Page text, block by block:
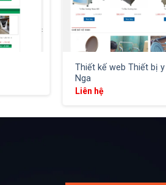
Thiết kế web Thiết bị
Nga
Liên hệ